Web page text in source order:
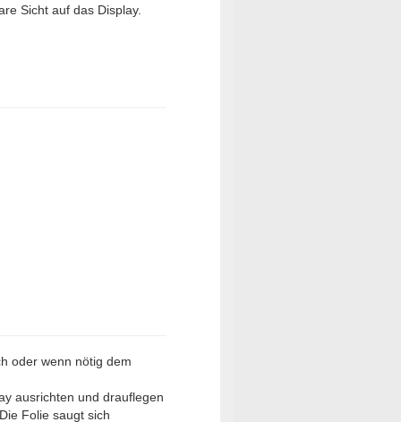
Sicht auf das Display.
oder wenn nötig dem
ausrichten und drauflegen
Folie saugt sich